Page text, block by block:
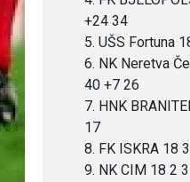
+24 34
5. UŠS Fortuna
6. NK Neretva
40 +7 26
7. HNK
17
8. FK ISKRA 18
9. NK CIM 18 2